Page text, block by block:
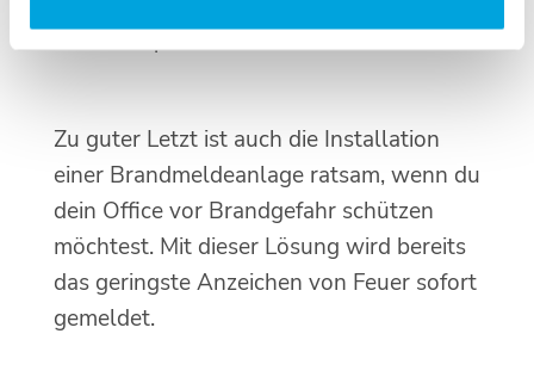
Zu guter Letzt ist auch die Installation
einer Brandmeldeanlage ratsam, wenn du
dein Office vor Brandgefahr schützen
möchtest. Mit dieser Lösung wird bereits
das geringste Anzeichen von Feuer sofort
gemeldet.